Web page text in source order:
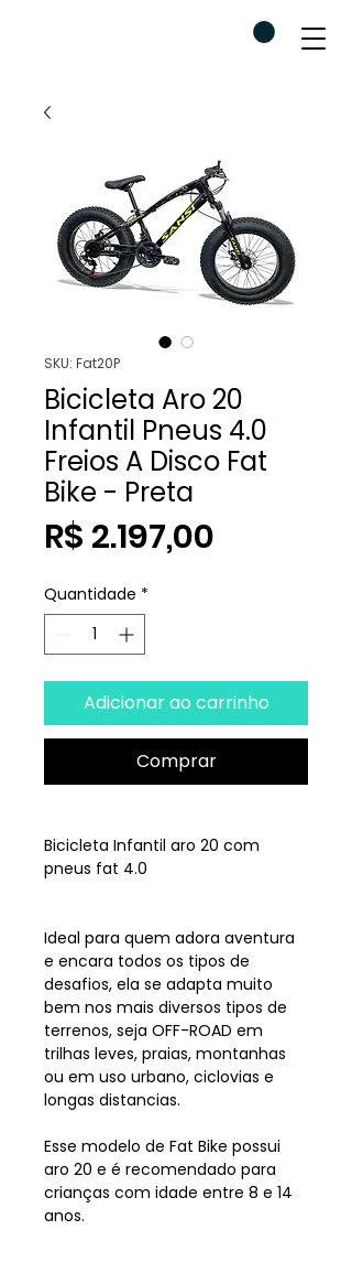
SKU: Fat20P
Bicicleta Aro 20
Infantil Pneus 4.0
Freios A Disco Fat
Bike - Preta
R$ 2.197,00
Quantidade *
Adicionar ao carrinho
Comprar
Bicicleta Infantil aro 20 com
pneus fat 4.0
Ideal para quem adora aventura
e encara todos os tipos de
desafios, ela se adapta muito
bem nos mais diversos tipos de
terrenos, seja OFF-ROAD em
trilhas leves, praias, montanhas
ou em uso urbano, ciclovias e
longas distancias.
Esse modelo de Fat Bike possui
aro 20 e é recomendado para
crianças com idade entre 8 e 14
anos.